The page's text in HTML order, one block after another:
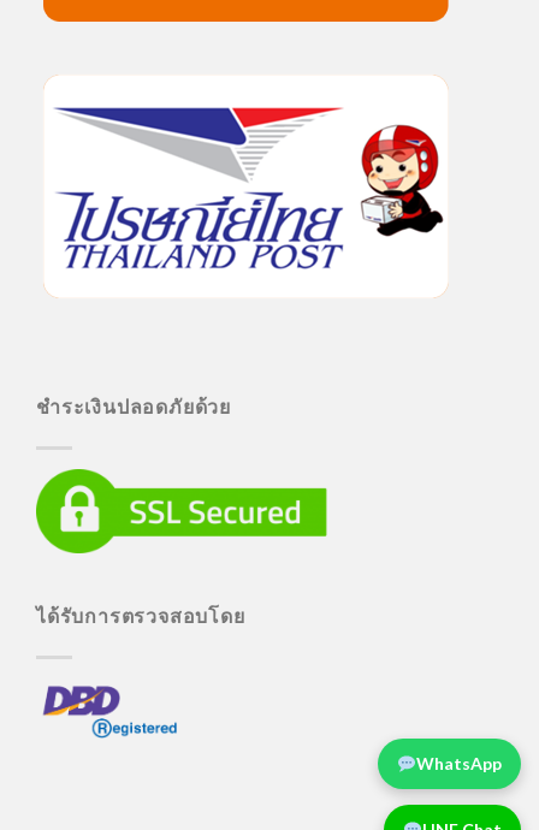
ชำระเงินปลอดภัยด้วย
ได้รับการตรวจสอบโดย
WhatsApp